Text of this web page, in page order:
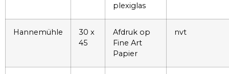
plexiglas
Hannemühle
30 x
45
Afdruk op
Fine Art
Papier
nvt